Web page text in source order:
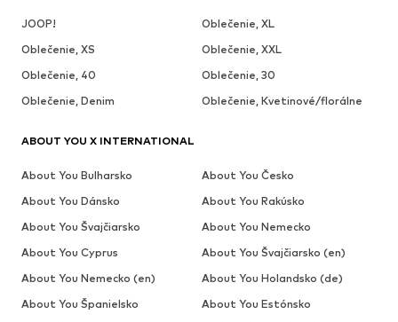
JOOP!
Oblečenie, XL
Oblečenie, XS
Oblečenie, XXL
Oblečenie, 40
Oblečenie, 30
Oblečenie, Denim
Oblečenie, Kvetinové/florálne
ABOUT YOU X INTERNATIONAL
About You Bulharsko
About You Česko
About You Dánsko
About You Rakúsko
About You Švajčiarsko
About You Nemecko
About You Cyprus
About You Švajčiarsko (en)
About You Nemecko (en)
About You Holandsko (de)
About You Španielsko
About You Estónsko